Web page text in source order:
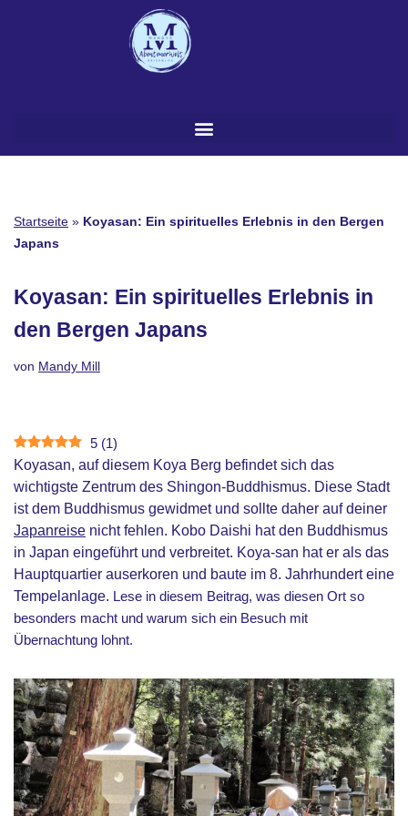
Startseite » Koyasan: Ein spirituelles Erlebnis in den Bergen
Japans
Koyasan: Ein spirituelles Erlebnis in
den Bergen Japans
von Mandy Mill
5 (1)
Koyasan, auf diesem Koya Berg befindet sich das
wichtigste Zentrum des Shingon-Buddhismus. Diese Stadt
ist dem Buddhismus gewidmet und sollte daher auf deiner
Japanreise nicht fehlen. Kobo Daishi hat den Buddhismus
in Japan eingeführt und verbreitet. Koya-san hat er als das
Hauptquartier auserkoren und baute im 8. Jahrhundert eine
Tempelanlage. Lese in diesem Beitrag, was diesen Ort so
besonders macht und warum sich ein Besuch mit
Übernachtung lohnt.